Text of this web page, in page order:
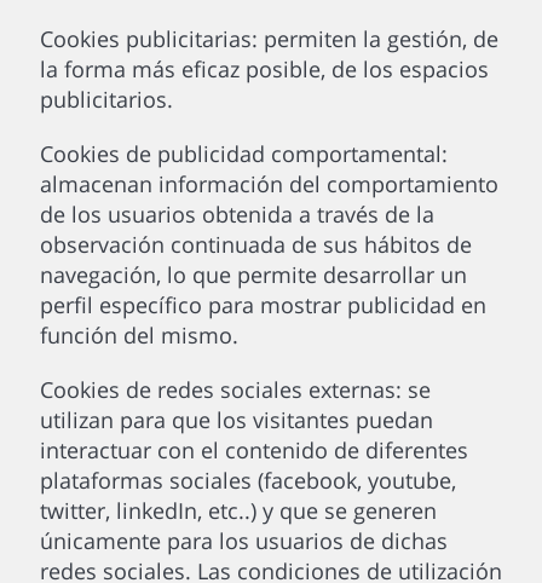
Cookies publicitarias: permiten la gestión, de
la forma más eficaz posible, de los espacios
publicitarios.
Cookies de publicidad comportamental:
almacenan información del comportamiento
de los usuarios obtenida a través de la
observación continuada de sus hábitos de
navegación, lo que permite desarrollar un
perfil específico para mostrar publicidad en
función del mismo.
Cookies de redes sociales externas: se
utilizan para que los visitantes puedan
interactuar con el contenido de diferentes
plataformas sociales (facebook, youtube,
twitter, linkedIn, etc..) y que se generen
únicamente para los usuarios de dichas
redes sociales. Las condiciones de utilización